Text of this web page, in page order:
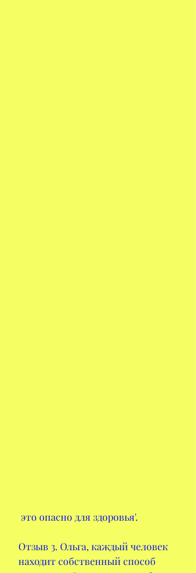
это опасно для здоровья'.
Отзыв 3. Ольга, каждый человек
находит собственный способ